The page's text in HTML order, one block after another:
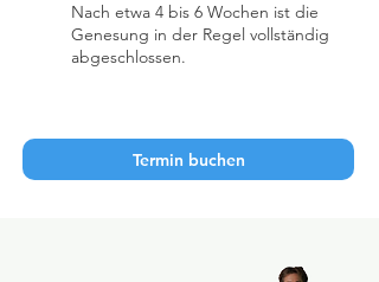
Nach etwa 4 bis 6 Wochen ist die
Genesung in der Regel vollständig
abgeschlossen.
Termin buchen